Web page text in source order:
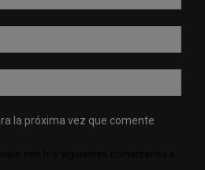
web:
la próxima vez que comente